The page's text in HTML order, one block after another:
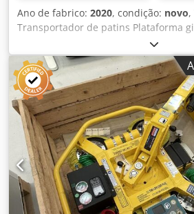
Ano de fabrico: 2020, condição: novo,
Transportador de patins Plataforma
Transportador de roletes Eisenmann
Rotativo Mesa giratória Eisenmann
SKID de 6 metros Grande mesa
transportador de roletes
giratória foi construída mas não foi
insolvência da empresa Eisenmann.
um exemplo de como é construída, o
são originais